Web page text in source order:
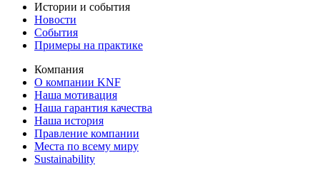
Истории и события
Новости
События
Примеры на практике
Компания
О компании KNF
Наша мотивация
Наша гарантия качества
Наша история
Правление компании
Места по всему миру
Sustainability